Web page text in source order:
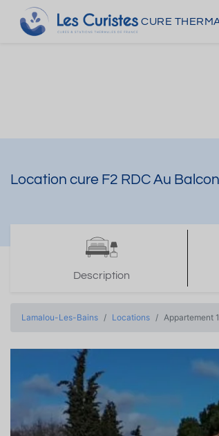
CURE
Location cure F2 RDC Au
Description
Lamalou-Les-Bains Locations Appartement